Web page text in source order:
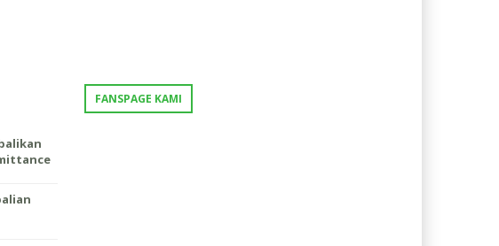
FANSPAGE KAMI